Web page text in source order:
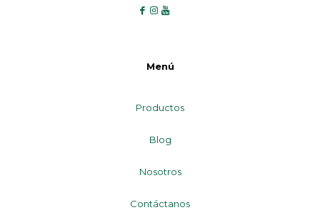
Menú
Productos
Blog
Nosotros
Contáctanos